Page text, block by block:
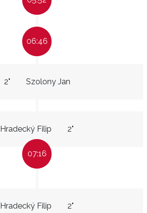
06:46
Szolony Jan
2"
Hradecký Filip 2"
07:16
Hradecký Filip 2"